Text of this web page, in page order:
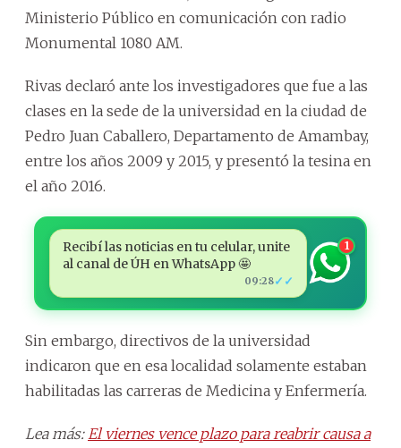
Ministerio Público en comunicación con radio
Monumental 1080 AM.
Rivas declaró ante los investigadores que fue a las
clases en la sede de la universidad en la ciudad de
Pedro Juan Caballero, Departamento de Amambay,
entre los años 2009 y 2015, y presentó la tesina en
el año 2016.
Recibí las noticias en tu celular, unite
al canal de ÚH en WhatsApp 🤩
09:28✓✓
1
Sin embargo, directivos de la universidad
indicaron que en esa localidad solamente estaban
habilitadas las carreras de Medicina y Enfermería.
Lea más: El viernes vence plazo para reabrir causa a